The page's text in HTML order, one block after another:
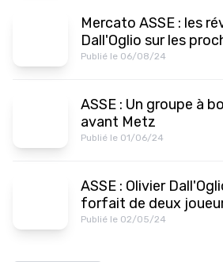
Mercato ASSE : les
Dall'Oglio sur les
Publié le 06/08/24
ASSE : Un groupe à
avant Metz
Publié le 01/06/24
ASSE : Olivier
forfait de deux
Publié le 02/05/24